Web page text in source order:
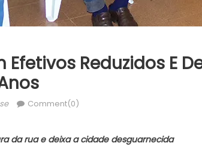
Efetivos Reduzidos E
Comment(0)
da rua e deixa a cidade desguarnecida